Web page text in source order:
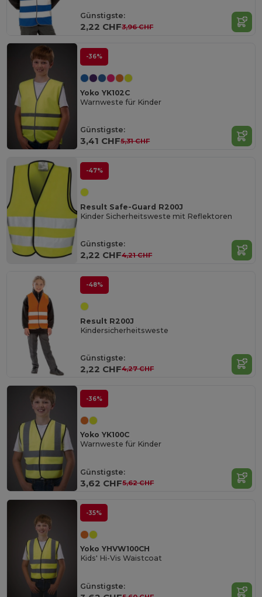
Günstigste:
2,22 CHF3,96 CHF
-36%
Yoko YK102C
Warnweste für Kinder
Günstigste:
3,41 CHF5,31 CHF
-47%
Result Safe-Guard R200J
Kinder Sicherheitsweste mit Reflektoren
Günstigste:
2,22 CHF4,21 CHF
-48%
Result R200J
Kindersicherheitsweste
Günstigste:
2,22 CHF4,27 CHF
-36%
Yoko YK100C
Warnweste für Kinder
Günstigste:
3,62 CHF5,62 CHF
-35%
Yoko YHVW100CH
Kids' Hi-Vis Waistcoat
Günstigste: